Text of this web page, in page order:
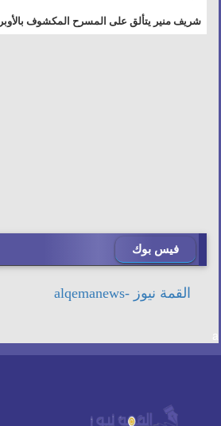
للمجالس الشعبية المحلية ويستعرض خطط
أماناته بالمحافظات
شريف منير يتألق على المسرح المكشوف بالأوبرا
فيس بوك
a